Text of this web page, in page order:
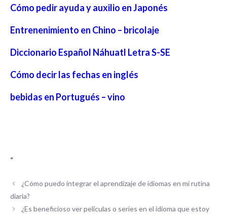
Cómo pedir ayuda y auxilio en Japonés
Entrenenimiento en Chino – bricolaje
Diccionario Español Náhuatl Letra S-SE
Cómo decir las fechas en inglés
bebidas en Portugués – vino
“
¿Cómo puedo integrar el aprendizaje de idiomas en mi rutina
diaria?
¿Es beneficioso ver películas o series en el idioma que estoy